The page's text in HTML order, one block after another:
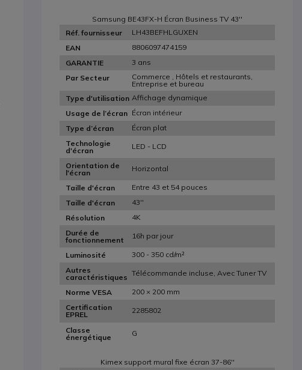
Samsung BE43FX-H Écran Business TV 43''
Réf. fournisseur
LH43BEFHLGUXEN
EAN
8806097474159
GARANTIE
3 ans
Par Secteur
Commerce , Hôtels et restaurants,
Entreprise et bureau
Type d'utilisation Affichage dynamique
Usage de l’écran Écran intérieur
Type d’écran
Écran plat
Technologie
d'écran
LED - LCD
Orientation de
l'écran
Horizontal
Taille d'écran
Entre 43 et 54 pouces
Taille d'écran
43''
Résolution
4K
Durée de
fonctionnement
16h par jour
Luminosité
300 - 350 cd/m²
Autres
caractéristiques Télécommande incluse, Avec Tuner TV
Norme VESA
200 × 200 mm
Certification
EPREL
2285802
Classe
énergétique
G
Kimex support mural fixe écran 37-86''